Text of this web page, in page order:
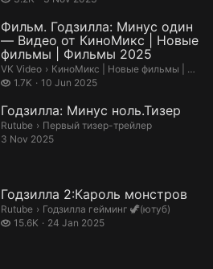
Фильм. Годзилла: Минус один
— Видео от КиноМикс | Новые
фильмы | Фильмы 2025
VK Video › КиноМикс | Новые фильмы |
КиноМикс | Новые фильмы | Фильмы 2025
1.7K
1.7 thousand views
10 Jun 2025
Годзилла: Минус ноль.Тизер
Rutube › Первый тизер-трейлер.
Первый тизер-трейлер
3 Nov 2025
Годзилла 2:Кароль монстров
Rutube › Годзилла гейминг 🦖(ютуб).
Годзилла гейминг 🦖(ютуб)
15.6K
15.6 thousand views
24 Jan 2025